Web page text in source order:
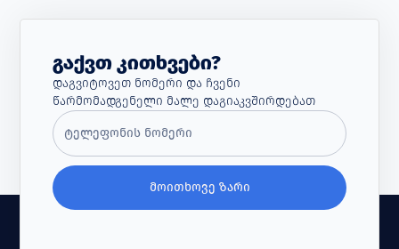
Გაქვთ Კითხვები?
Დაგვიტოვეთ Ნომერი Და Ჩვენი
Წარმომადგენელი Მალე Დაგიაკვშირდებათ
ᲛᲝᲘᲗᲮᲝᲕᲔ ᲖᲐᲠᲘ